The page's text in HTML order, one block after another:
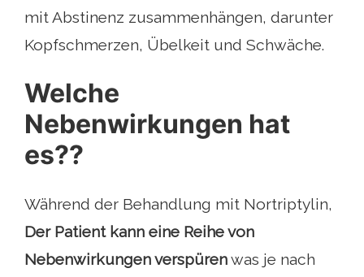
mit Abstinenz zusammenhängen, darunter
Kopfschmerzen, Übelkeit und Schwäche.
Welche
Nebenwirkungen hat
es??
Während der Behandlung mit Nortriptylin,
Der Patient kann eine Reihe von
Nebenwirkungen verspürenwas je nach